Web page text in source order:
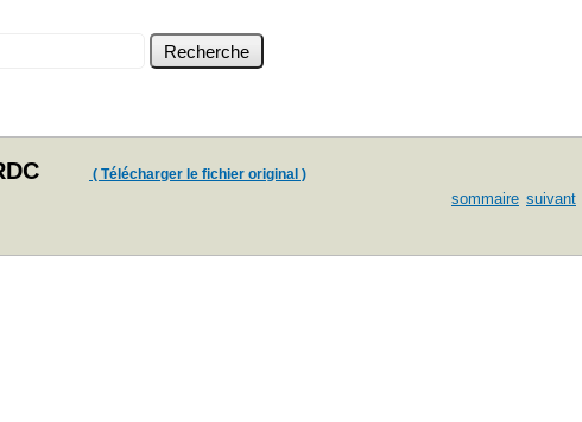
( Télécharger le fichier original )
sommaire suivant